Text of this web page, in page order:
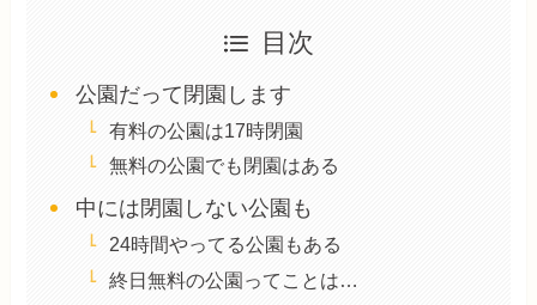
目次
公園だって閉園します
有料の公園は17時閉園
無料の公園でも閉園はある
中には閉園しない公園も
24時間やってる公園もある
終日無料の公園ってことは…